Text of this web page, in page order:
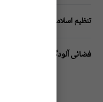
تنظیم اسلامی کے زیرِ اہتمام ملک
فضائی آلودگی انسانی دماغ